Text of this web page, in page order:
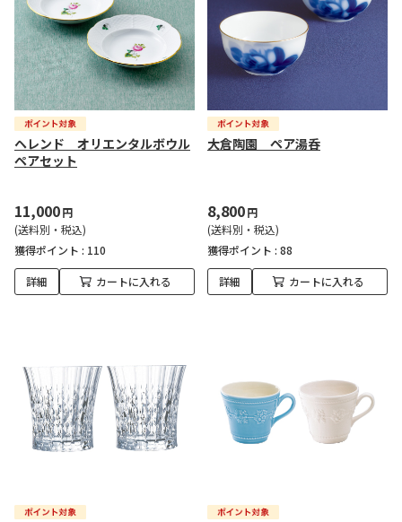
ヘレンド オリエンタルボウル
ペアセット
11,000円
(送料別・税込)
獲得ポイント : 110
詳細 カートに入れる
大倉陶園 ペア湯呑
8,800円
(送料別・税込)
獲得ポイント : 88
詳細 カートに入れる